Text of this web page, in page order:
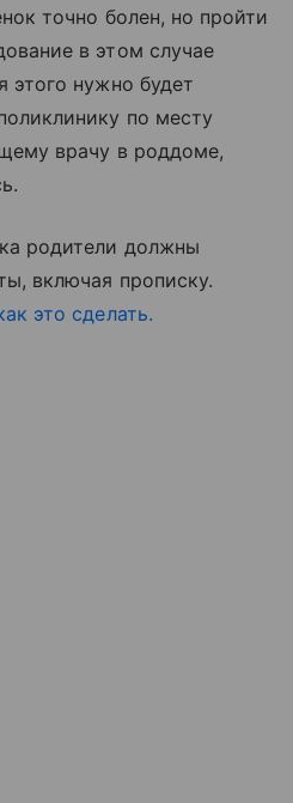
точно болен, но пройти
в этом случае
этого нужно будет
по месту
врачу в роддоме,
родители должны
включая прописку.
это сделать.